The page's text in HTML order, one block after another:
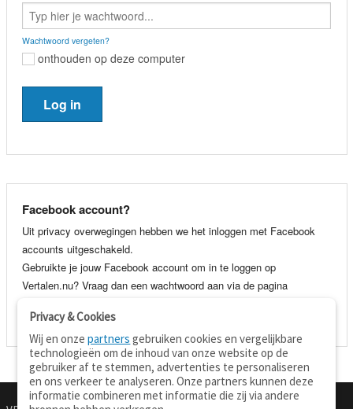
Wachtwoord vergeten?
onthouden op deze computer
Facebook account?
Uit privacy overwegingen hebben we het inloggen met Facebook
accounts uitgeschakeld.
Gebruikte je jouw Facebook account om in te loggen op
Vertalen.nu? Vraag dan een wachtwoord aan via de pagina
je e-mail adres en wachtwoord.
Privacy & Cookies
Wij en onzepartners gebruiken cookies en vergelijkbare
technologieën om de inhoud van onze website op de
gebruiker af te stemmen, advertenties te personaliseren
en ons verkeer te analyseren. Onze partners kunnen deze
informatie combineren met informatie die zij via andere